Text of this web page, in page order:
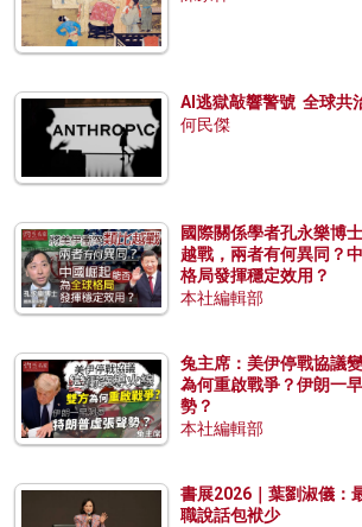
AI逃獄敲響警號 全球共
何民傑
國際關係學者孔永樂博
越戰，兩者有何異同？
格局發揮穩定效用？
本社編輯部
兔主席：美伊停戰協議
為何重啟戰爭？伊朗一
勢？
本社編輯部
書展2026｜葉劉淑儀：
職說話包袱少